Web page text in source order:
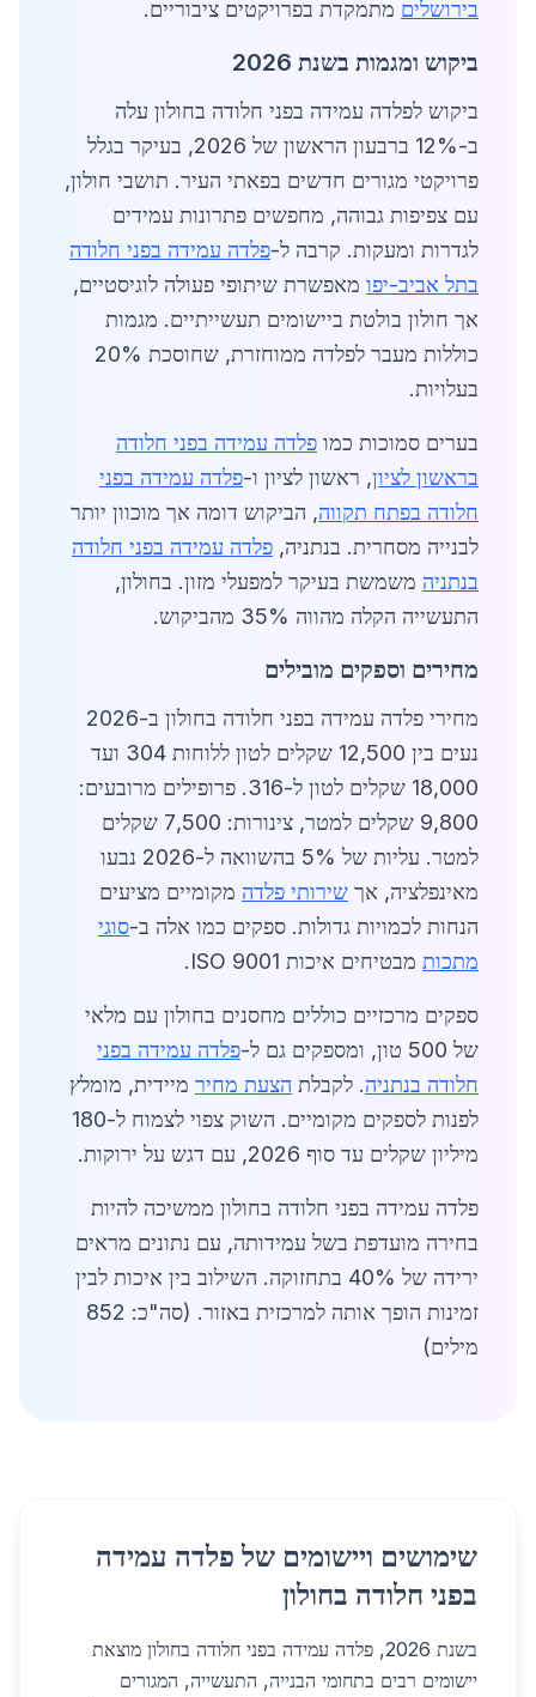
בירושלים מתמקדת בפרויקטים ציבוריים.
ביקוש ומגמות בשנת 2026
ביקוש לפלדה עמידה בפני חלודה בחולון עלה
ב-12% ברבעון הראשון של 2026, בעיקר בגלל
פרויקטי מגורים חדשים בפאתי העיר. תושבי חולון,
עם צפיפות גבוהה, מחפשים פתרונות עמידים
לגדרות ומעקות. קרבה ל-פלדה עמידה בפני חלודה
בתל אביב-יפו מאפשרת שיתופי פעולה לוגיסטיים,
אך חולון בולטת ביישומים תעשייתיים. מגמות
כוללות מעבר לפלדה ממוחזרת, שחוסכת 20%
בעלויות.
בערים סמוכות כמו פלדה עמידה בפני חלודה
בראשון לציון, ראשון לציון ו-פלדה עמידה בפני
חלודה בפתח תקווה, הביקוש דומה אך מוכוון יותר
לבנייה מסחרית. בנתניה, פלדה עמידה בפני חלודה
בנתניה משמשת בעיקר למפעלי מזון. בחולון,
התעשייה הקלה מהווה 35% מהביקוש.
מחירים וספקים מובילים
מחירי פלדה עמידה בפני חלודה בחולון ב-2026
נעים בין 12,500 שקלים לטון ללוחות 304 ועד
18,000 שקלים לטון ל-316. פרופילים מרובעים:
9,800 שקלים למטר, צינורות: 7,500 שקלים
למטר. עליות של 5% בהשוואה ל-2026 נבעו
מאינפלציה, אך שירותי פלדה מקומיים מציעים
הנחות לכמויות גדולות. ספקים כמו אלה ב-סוגי
מתכות מבטיחים איכות ISO 9001.
ספקים מרכזיים כוללים מחסנים בחולון עם מלאי
של 500 טון, ומספקים גם ל-
פלדה עמידה בפני
חלודה בנתניה. לקבלת הצעת מחיר מיידית, מומלץ
לפנות לספקים מקומיים. השוק צפוי לצמוח ל-180
מיליון שקלים עד סוף 2026, עם דגש על ירוקות.
פלדה עמידה בפני חלודה בחולון ממשיכה להיות
בחירה מועדפת בשל עמידותה, עם נתונים מראים
ירידה של 40% בתחזוקה. השילוב בין איכות לבין
זמינות הופך אותה למרכזית באזור. (סה"כ: 852
מילים)
שימושים ויישומים של פלדה עמידה
בפני חלודה בחולון
בשנת 2026, פלדה עמידה בפני חלודה בחולון מוצאת
יישומים רבים בתחומי הבנייה, התעשייה, המגורים